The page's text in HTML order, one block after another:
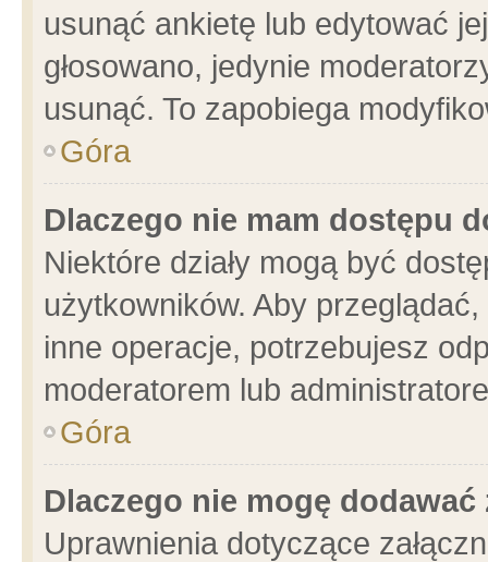
usunąć ankietę lub edytować
głosowano, jedynie
usunąć. To zapobiega
Góra
Dlaczego nie mam dostępu
Niektóre działy mogą być
użytkowników. Aby
inne operacje, potrzebujesz
moderatorem lub
Góra
Dlaczego nie mogę dodawać
Uprawnienia dotyczące